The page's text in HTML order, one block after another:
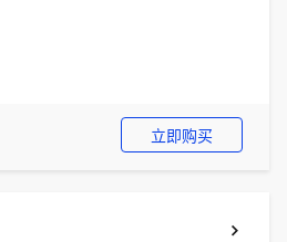
立即购买